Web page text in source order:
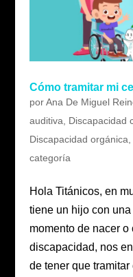
Cómo tramitar mi
porAna De Miguel
auditiva
Discapacidad
Discapacidad orgánica
categoría
Hola Titánicos, en
tiene un hijo con
momento de nacer
discapacidad, nos
de tener que